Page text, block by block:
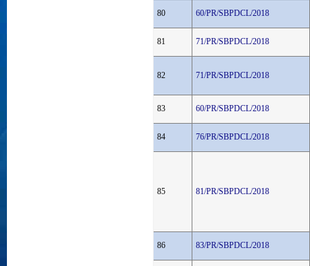
80 60/PR/SBPDCL/2018
81 71/PR/SBPDCL/2018
82 71/PR/SBPDCL/2018
83 60/PR/SBPDCL/2018
84 76/PR/SBPDCL/2018
85 81/PR/SBPDCL/2018
86 83/PR/SBPDCL/2018